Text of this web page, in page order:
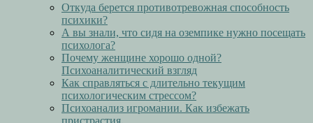
Откуда берется противотревожная способность
психики?
А вы знали, что сидя на оземпике нужно посещать
психолога?
Почему женщине хорошо одной?
Психоаналитический взгляд
Как справляться с длительно текущим
психологическим стрессом?
Психоанализ игромании. Как избежать
пристрастия.